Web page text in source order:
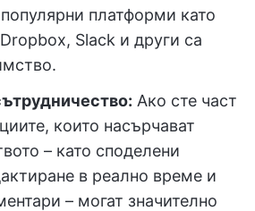
платформи като
Slack и други са
Ако сте част
които насърчават
– като споделени
в реално време и
– могат значително